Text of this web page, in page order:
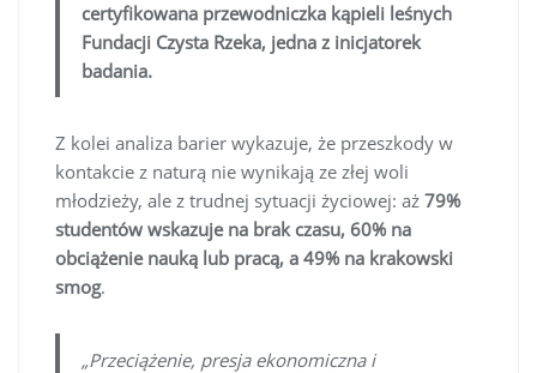
certyfikowana przewodniczka kąpieli leśnych
Fundacji Czysta Rzeka, jedna z inicjatorek
badania.
Z kolei analiza barier wykazuje, że przeszkody w
kontakcie z naturą nie wynikają ze złej woli
młodzieży, ale z trudnej sytuacji życiowej: aż 79%
studentów wskazuje na brak czasu, 60% na
obciążenie nauką lub pracą, a 49% na krakowski
smog.
„Przeciążenie, presja ekonomiczna i